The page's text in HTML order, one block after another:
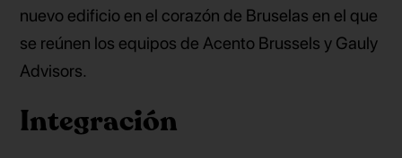
nuevo edificio en el corazón de Bruselas en el que
se reúnen los equipos de Acento Brussels y Gauly
Advisors.
Integración